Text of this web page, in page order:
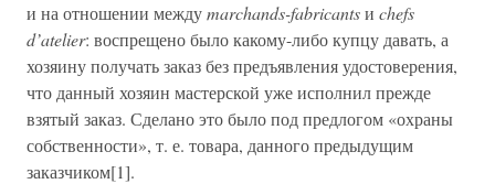
и на отношении междуmarchands-fabricantsи chefs
d’atelier: воспрещено было какому-либо купцу давать, а
хозяину получать заказ без предъявления удостоверения,
что данный хозяин мастерской уже исполнил прежде
взятый заказ. Сделано это было под предлогом «охраны
собственности», т. е. товара, данного предыдущим
заказчиком[1].